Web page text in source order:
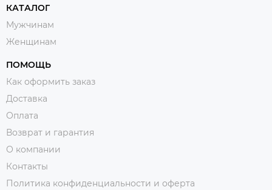
КАТАЛОГ
Мужчинам
Женщинам
ПОМОЩЬ
Как оформить заказ
Доставка
Оплата
Возврат и гарантия
О компании
Контакты
Политика конфиденциальности и оферта